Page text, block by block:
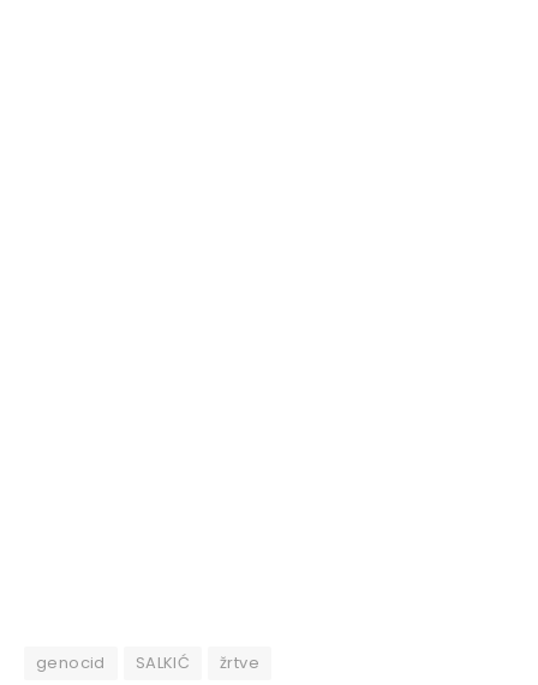
genocid SALKIĆ žrtve